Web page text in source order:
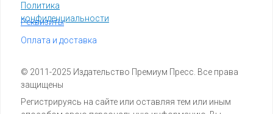
© 2011-2025 Издательство Премиум Пресс. Все права
защищены
Регистрируясь на сайте или оставляя тем или иным
Политика
конфиденциальности
Реквизиты
Оплата и доставка